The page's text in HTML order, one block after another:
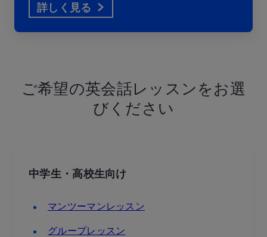
詳しく見る
ご希望の英会話レッスンをお選
びください
中学生・高校生向け
マンツーマンレッスン
グループレッスン